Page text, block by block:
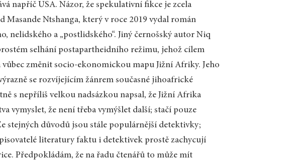
napříč USA. Názor, že spekulativní fikce je zcela
Ntshanga, který v roce 2019 vydal román
nelidského a „postlidského“. Jiný černošský autor Niq
selhání postapartheidního režimu, jehož cílem
změnit socio-ekonomickou mapu Jižní Afriky. Jeho
se rozvíjejícím žánrem současné jihoafrické
s nepříliš velkou nadsázkou napsal, že Jižní Afrika
vymyslet, že není třeba vymýšlet další; stačí pouze
stejných důvodů jsou stále populárnější detektivky;
literatury faktu i detektivek prostě zachycují
Předpokládám, že na řadu čtenářů to může mít